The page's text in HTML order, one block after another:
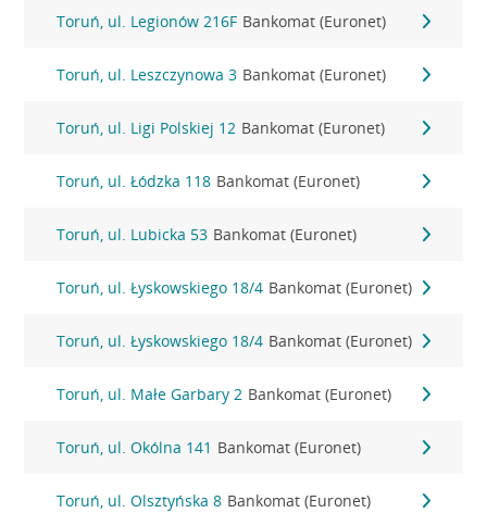
Toruń, ul. Legionów 216F Bankomat (Euronet)
Toruń, ul. Leszczynowa 3 Bankomat (Euronet)
Toruń, ul. Ligi Polskiej 12 Bankomat (Euronet)
Toruń, ul. Łódzka 118 Bankomat (Euronet)
Toruń, ul. Lubicka 53 Bankomat (Euronet)
Toruń, ul. Łyskowskiego 18/4 Bankomat (Euronet)
Toruń, ul. Łyskowskiego 18/4 Bankomat (Euronet)
Toruń, ul. Małe Garbary 2 Bankomat (Euronet)
Toruń, ul. Okólna 141 Bankomat (Euronet)
Toruń, ul. Olsztyńska 8 Bankomat (Euronet)